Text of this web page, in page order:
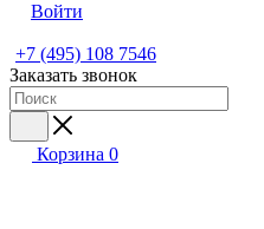
Войти
+7 (495) 108 7546
Заказать звонок
Корзина 0